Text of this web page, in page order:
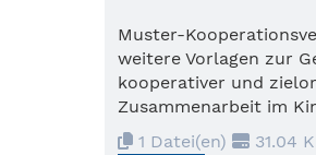
Muster-
weitere Vorlagen zur
kooperativer und
Zusammenarbeit im
1 Datei(en)
31.04